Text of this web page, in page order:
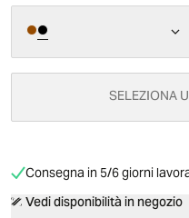
SELEZIONA
Consegna in 5/6 giorni
Vedi disponibilità in negozio